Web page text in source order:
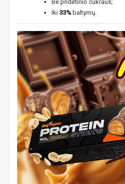
Be pridėtinio cukraus;
Iki 33% baltymų.